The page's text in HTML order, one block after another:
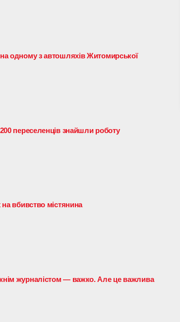
одному з автошляхів Житомирської
переселенців знайшли роботу
на вбивство містянина
журналістом — важко. Але це важлива